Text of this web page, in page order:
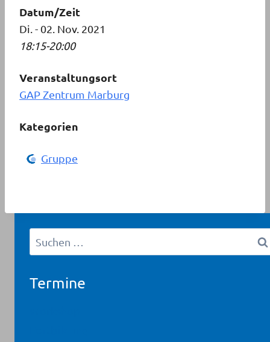
Datum/Zeit
Di. - 02. Nov. 2021
18:15-20:00
Veranstaltungsort
GAP Zentrum Marburg
Kategorien
Gruppe
Suchen
nach:
Termine